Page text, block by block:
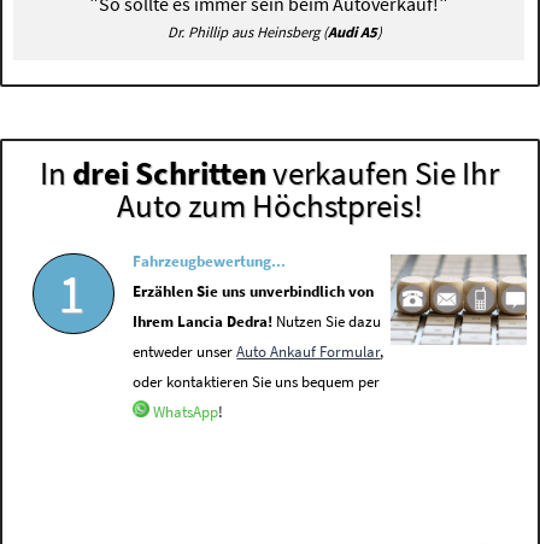
Dr. Phillip aus Heinsberg (Audi A5)
In drei Schrittenverkaufen Sie Ihr
Auto zum Höchstpreis!
1
Fahrzeugbewertung...
Erzählen Sie uns unverbindlich von
Ihrem Lancia Dedra! Nutzen Sie dazu
entweder unserAuto Ankauf Formular,
oder kontaktieren Sie uns bequem per
WhatsApp!